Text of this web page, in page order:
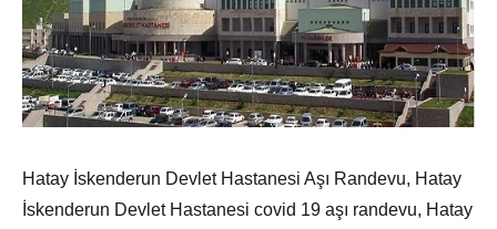
Hatay İskenderun Devlet Hastanesi Aşı Randevu, Hatay
İskenderun Devlet Hastanesi covid 19 aşı randevu, Hatay